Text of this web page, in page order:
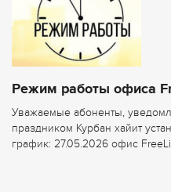
Режим работы офиса
​Уважаемые абоненты,
праздником Курбан хайит
график: 27.05.2026 офис